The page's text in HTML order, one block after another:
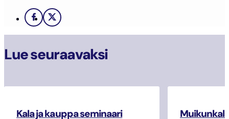
Facebook
X
Lue seuraavaksi
Kala ja kauppa seminaari